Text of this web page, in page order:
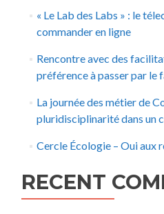
« Le Lab des Labs » : le
commander en ligne
Rencontre avec des
préférence à passer par le
La journée des métier de
pluridisciplinarité dans un
Cercle Écologie – Oui aux
RECENT